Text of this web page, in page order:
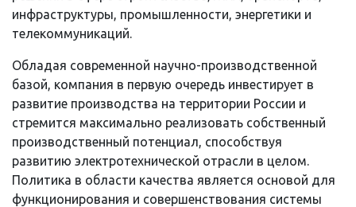
инфраструктуры, промышленности, энергетики и
телекоммуникаций.
Обладая современной научно-производственной
базой, компания в первую очередь инвестирует в
развитие производства на территории России и
стремится максимально реализовать собственный
производственный потенциал, способствуя
развитию электротехнической отрасли в целом.
Политика в области качества является основой для
функционирования и совершенствования системы